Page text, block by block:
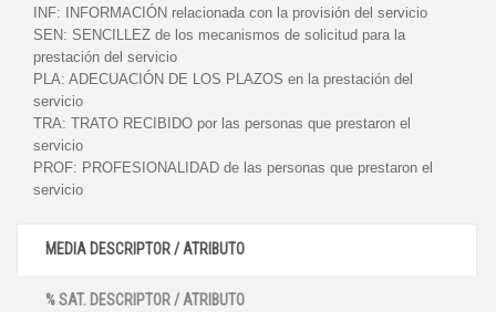
INF:
INFORMACIÓN relacionada con la provisión del servicio
SEN: SENCILLEZ de los mecanismos de solicitud para la
prestación del servicio
PLA: ADECUACIÓN DE LOS PLAZOS en la prestación del
servicio
TRA: TRATO RECIBIDO por las personas que prestaron el
servicio
PROF: PROFESIONALIDAD de las personas que prestaron el
servicio
MEDIA DESCRIPTOR / ATRIBUTO
% SAT. DESCRIPTOR / ATRIBUTO